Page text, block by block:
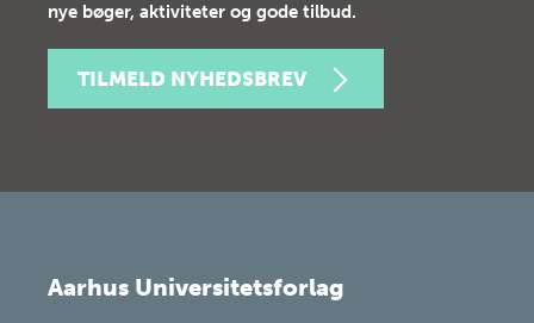
nye bøger, aktiviteter og gode tilbud.
TILMELD NYHEDSBREV
Aarhus Universitetsforlag